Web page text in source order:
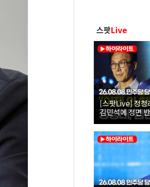
스팟Live
[스팟Live] 정청
김민석에 정면
당대표·최고위